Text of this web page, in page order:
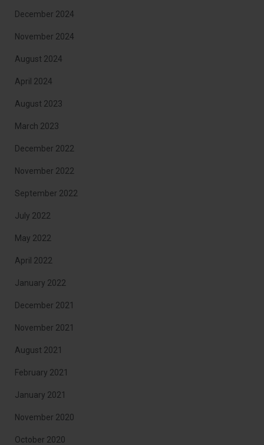
December 2024
November 2024
August 2024
April 2024
August 2023
March 2023
December 2022
November 2022
September 2022
July 2022
May 2022
April 2022
January 2022
December 2021
November 2021
August 2021
February 2021
January 2021
November 2020
October 2020